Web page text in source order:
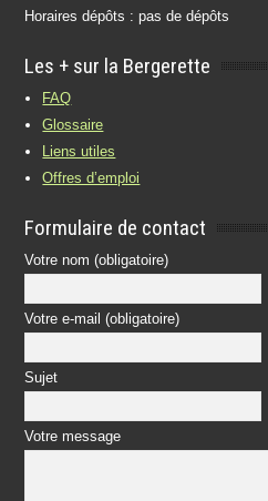
Horaires dépôts : pas de dépôts
Les + sur la Bergerette
FAQ
Glossaire
Liens utiles
Offres d’emploi
Formulaire de contact
Votre nom (obligatoire)
Votre e-mail (obligatoire)
Sujet
Votre message